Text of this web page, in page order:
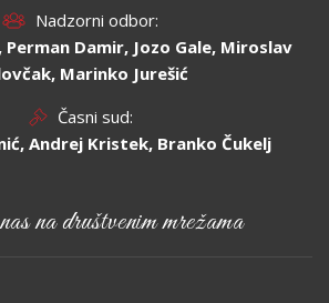
Nadzorni odbor:
Damir, Jozo Gale, Miroslav
Marinko Jurešić
Časni sud:
Andrej Kristek, Branko Čukelj
na društvenim mrežama